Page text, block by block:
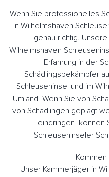
Wenn Sie professionelles
in Wilhelmshaven
genau richtig.
Wilhelmshaven
Erfahrung in der
Schädlingsbekämpfer
Schleuseninsel und im
Umland. Wenn Sie von
von Schädlingen geplagt
eindringen, können
Schleuseninseler
Kommen
Unser Kammerjäger in